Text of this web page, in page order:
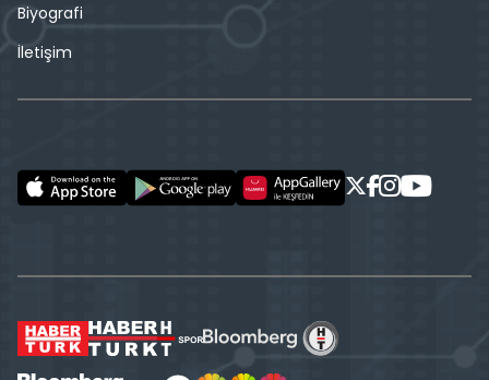
Biyografi
İletişim